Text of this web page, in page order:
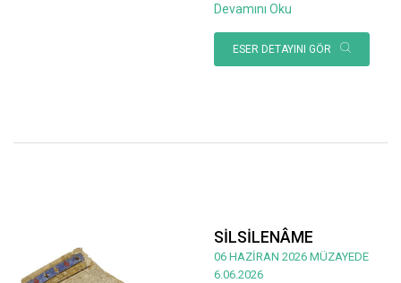
Devamını Oku
ESER DETAYINI GÖR
SİLSİLENÂME
06 HAZİRAN 2026 MÜZAYEDE
6.06.2026